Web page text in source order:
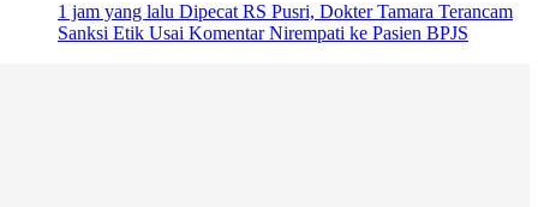
1 jam yang lalu Dipecat RS Pusri, Dokter Tamara Terancam
Sanksi Etik Usai Komentar Nirempati ke Pasien BPJS